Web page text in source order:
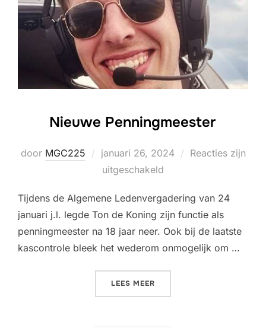
Nieuwe Penningmeester
door MGC225
Geplaatst
op
januari 26, 2024
Reacties zijn
uitgeschakeld
Tijdens de Algemene Ledenvergadering van 24
januari j.l. legde Ton de Koning zijn functie als
penningmeester na 18 jaar neer. Ook bij de laatste
kascontrole bleek het wederom onmogelijk om …
LEES MEER